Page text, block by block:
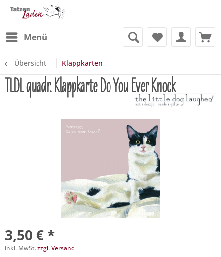
Menü
Übersicht Klappkarten
TLDL quadr. Klappkarte Do You Ever Knock
3,50 € *
inkl. MwSt.zzgl. Versand